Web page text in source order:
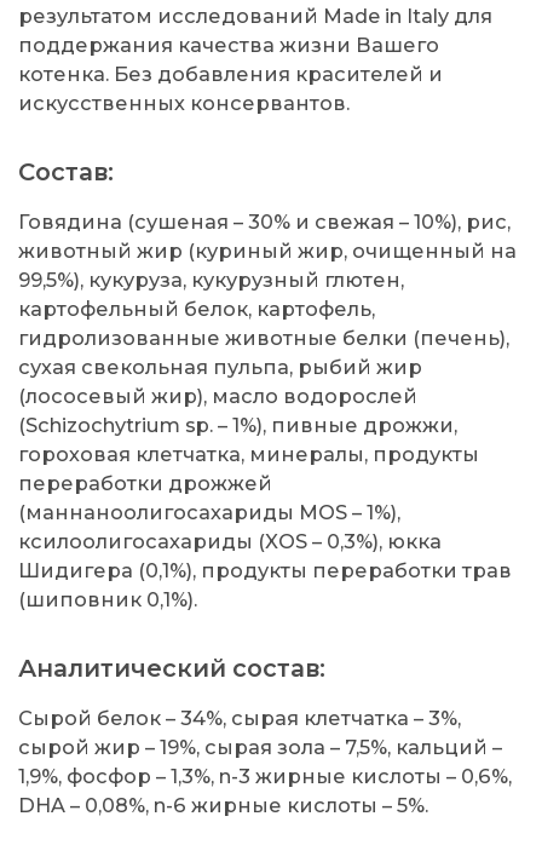
результатом исследований Made in Italy для
поддержания качества жизни Вашего
котенка. Без добавления красителей и
искусственных консервантов.
Состав:
Говядина (сушеная – 30% и свежая – 10%), рис,
животный жир (куриный жир, очищенный на
99,5%), кукуруза, кукурузный глютен,
картофельный белок, картофель,
гидролизованные животные белки (печень),
сухая свекольная пульпа, рыбий жир
(лососевый жир), масло водорослей
(Schizochytrium sp. – 1%), пивные дрожжи,
гороховая клетчатка, минералы, продукты
переработки дрожжей
(маннаноолигосахариды MOS – 1%),
ксилоолигосахариды (XOS – 0,3%), юкка
Шидигера (0,1%), продукты переработки трав
(шиповник 0,1%).
Аналитический состав:
Сырой белок – 34%, сырая клетчатка – 3%,
сырой жир – 19%, сырая зола – 7,5%, кальций –
1,9%, фосфор – 1,3%, n-3 жирные кислоты – 0,6%,
DHA – 0,08%, n-6 жирные кислоты – 5%.